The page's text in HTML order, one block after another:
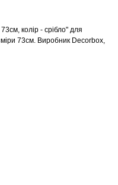
колір - срібло" для
73см. Виробник Decorbox,